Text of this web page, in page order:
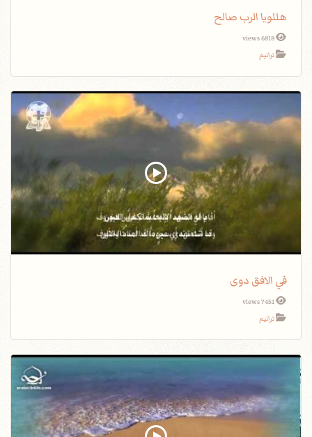
هللويا الرب صالح
6818 views
ترانيم
في الافق دوى
7451 views
ترانيم